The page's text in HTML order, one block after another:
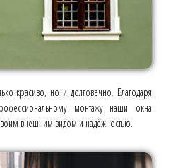
красиво, но и долговечно. Благодаря
монтажу наши окна
внешним видом и надёжностью.